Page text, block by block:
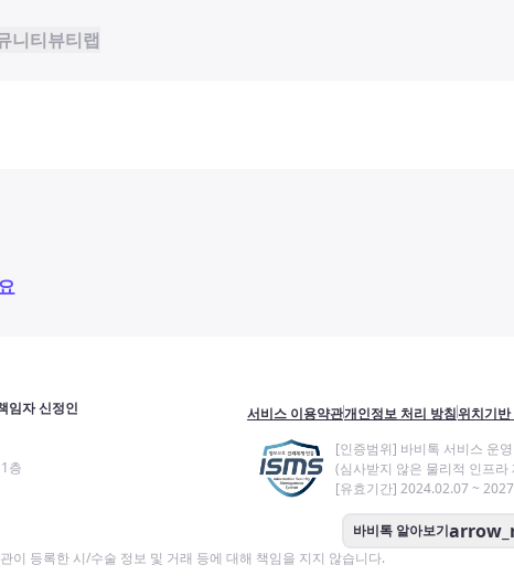
니티뷰티랩
임자 신정인
층
서비스 이용약관개인정보 처리 방침위치기
[인증범위] 바비톡 서비스 운영
(심사받지 않은 물리적 인프라
[유효기간] 2024.02.07 ~
바비톡 알아보기
이 등록한 시/수술 정보 및 거래 등에 대해 책임을 지지 않습니다.